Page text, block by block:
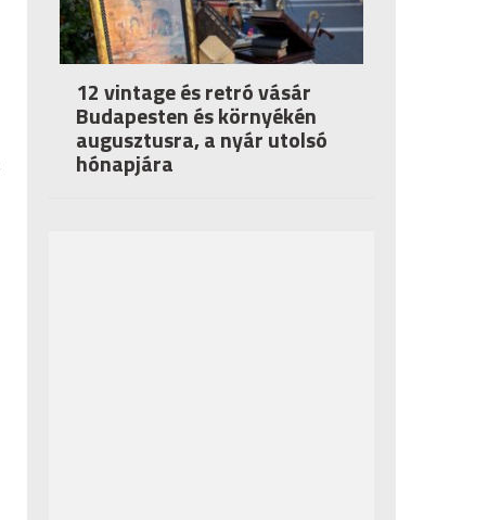
12 vintage és retró vásár
Budapesten és környékén
augusztusra, a nyár utolsó
hónapjára